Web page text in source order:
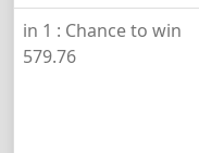
Chance to win :
1 in
579.76